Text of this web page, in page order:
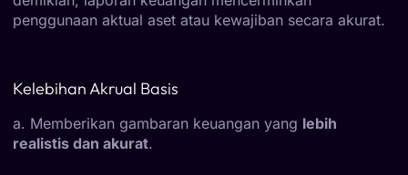
penggunaan aktual aset atau kewajiban secara akurat.
Kelebihan Akrual Basis
a. Memberikan gambaran keuangan yang lebih
realistis dan akurat.